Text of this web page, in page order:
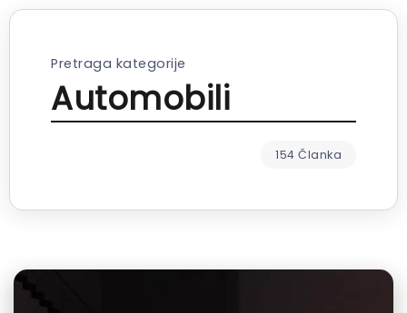
Pretraga kategorije
Automobili
154 Članka